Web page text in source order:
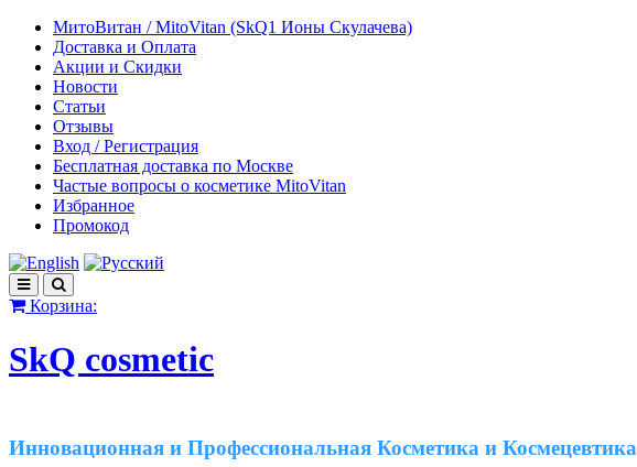
МитоВитан / MitoVitan (SkQ1 Ионы Скулачева)
Доставка и Оплата
Акции и Скидки
Новости
Статьи
Отзывы
Вход / Регистрация
Бесплатная доставка по Москве
Частые вопросы о косметике MitoVitan
Избранное
Промокод
Корзина:
SkQ cosmetic
Инновационная и Профессиональная Косметика и Космецевтика